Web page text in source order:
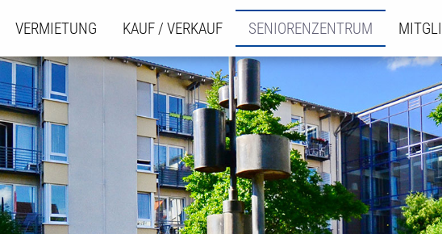
VERMIETUNG KAUF / VERKAUF SENIORENZENTRUM